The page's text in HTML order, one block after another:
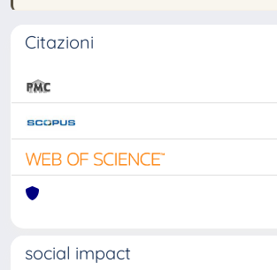
Citazioni
social impact